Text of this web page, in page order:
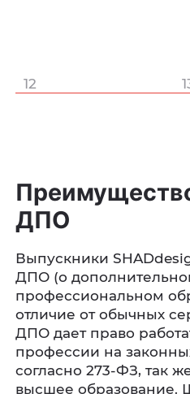
12
ДПО
Выпускники
ДПО (о
профессиональном
отличие от обычных
ДПО дает право
профессии на
согласно 273-ФЗ, так
высшее образование.